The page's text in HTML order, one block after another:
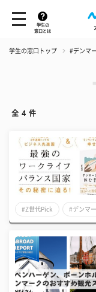
学生の
窓口とは
学生の窓口トップ #デンマ
全 4 件
#Z世代Pick #デンマ